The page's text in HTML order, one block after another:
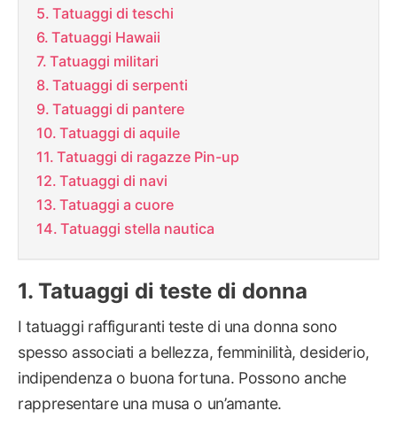
Tatuaggi di teschi
Tatuaggi Hawaii
Tatuaggi militari
Tatuaggi di serpenti
Tatuaggi di pantere
Tatuaggi di aquile
Tatuaggi di ragazze Pin-up
Tatuaggi di navi
Tatuaggi a cuore
Tatuaggi stella nautica
Tatuaggi di teste di donna
I tatuaggi raffiguranti teste di una donna sono
spesso associati a bellezza, femminilità, desiderio,
indipendenza o buona fortuna. Possono anche
rappresentare una musa o un’amante.